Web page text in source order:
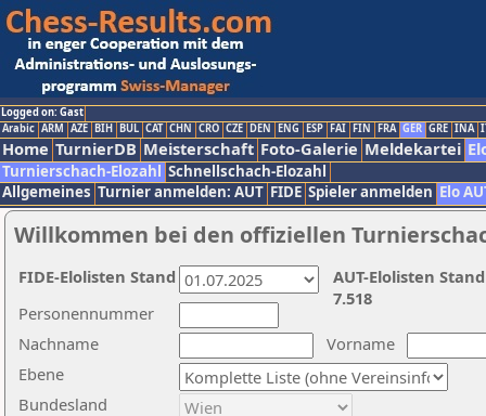
Logged on: Gast
Arabic ARM AZE BIH BUL CAT CHN CRO CZE DEN ENG ESP FAI FIN FRA GER GRE INA
Home TurnierDB Meisterschaft Foto-Galerie Meldekartei
Turnierschach-Elozahl Schnellschach-Elozahl
Allgemeines Turnier anmelden: AUT FIDE Spieler anmelden Elo
Willkommen bei den offiziellen
Nachname
Vorname
Ebene
Personennummer
Bundesland
AUT-Elolisten
7.518
FIDE-Elolisten Stand